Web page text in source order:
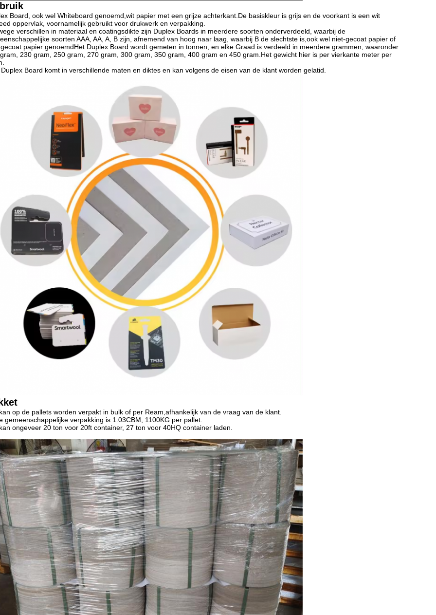
Board, ook wel Whiteboard genoemd,wit papier met een grijze achterkant.De basiskleur is grijs en de voorkant is een wit
oppervlak, voornamelijk gebruikt voor drukwerk en verpakking.
verschillen in materiaal en coatingsdikte zijn Duplex Boards in meerdere soorten onderverdeeld, waarbij de
soorten AAA, AA, A, B zijn, afnemend van hoog naar laag, waarbij B de slechtste is,ook wel niet-gecoat papier of
papier genoemdHet Duplex Board wordt gemeten in tonnen, en elke Graad is verdeeld in meerdere grammen, waaronder
230 gram, 250 gram, 270 gram, 300 gram, 350 gram, 400 gram en 450 gram.Het gewicht hier is per vierkante meter per
Board komt in verschillende maten en diktes en kan volgens de eisen van de klant worden gelatid.
op de pallets worden verpakt in bulk of per Ream,afhankelijk van de vraag van de klant.
gemeenschappelijke verpakking is 1.03CBM, 1100KG per pallet.
ongeveer 20 ton voor 20ft container, 27 ton voor 40HQ container laden.